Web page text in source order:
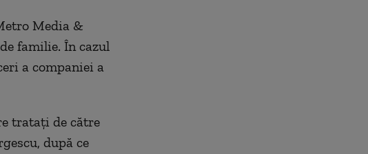
Media &
familie. În cazul
a companiei a
trataţi de către
după ce